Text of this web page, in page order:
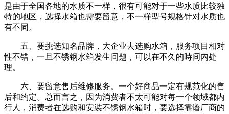
是由于全国各地的水质不一样，很有可能对于一些水质比较独
特的地区，选择水箱也需要留意，不一样型号规格针对水质也
有不同。
五、要挑选知名品牌，大企业去选购水箱，服务项目相对
性不错，一旦不锈钢水箱发生问题，可以在不久的時间内处
理。
六、要留意售后维修服务。一个好商品一定有规范化的售
后和约定。总而言之，因为消费者不太可能对每一个领域都内
行人，消费者在选购和安裝不锈钢水箱时，要选择靠谱厂商的